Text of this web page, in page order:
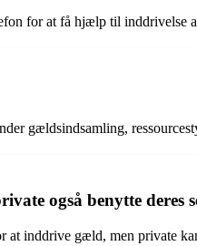
for at få hjælp til inddrivelse
gældsindsamling,
også benytte deres
inddrive gæld, men private